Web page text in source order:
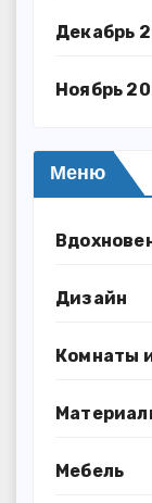
Декабрь
Ноябрь
Меню
Дизайн
Комнаты
Мебель